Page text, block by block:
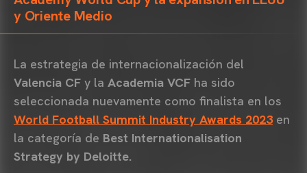
y Oriente Medio
La estrategia de internacionalización del
Valencia CF y la Academia VCF ha sido
seleccionada nuevamente como finalista en los
World Football Summit Industry Awards 2023en
la categoría de Best Internationalisation
Strategy by Deloitte.